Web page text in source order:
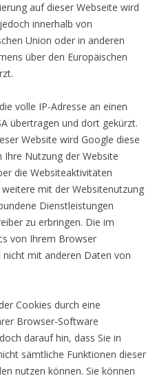
auf dieser Webseite wird
innerhalb von
Union oder in anderen
über den Europäischen
volle IP-Adresse an einen
übertragen und dort gekürzt.
Website wird Google diese
Nutzung der Website
die Websiteaktivitäten
mit der Websitenutzung
Dienstleistungen
zu erbringen. Die im
von Ihrem Browser
mit anderen Daten von
Cookies durch eine
Browser-Software
darauf hin, dass Sie in
sämtliche Funktionen dieser
nutzen können. Sie können